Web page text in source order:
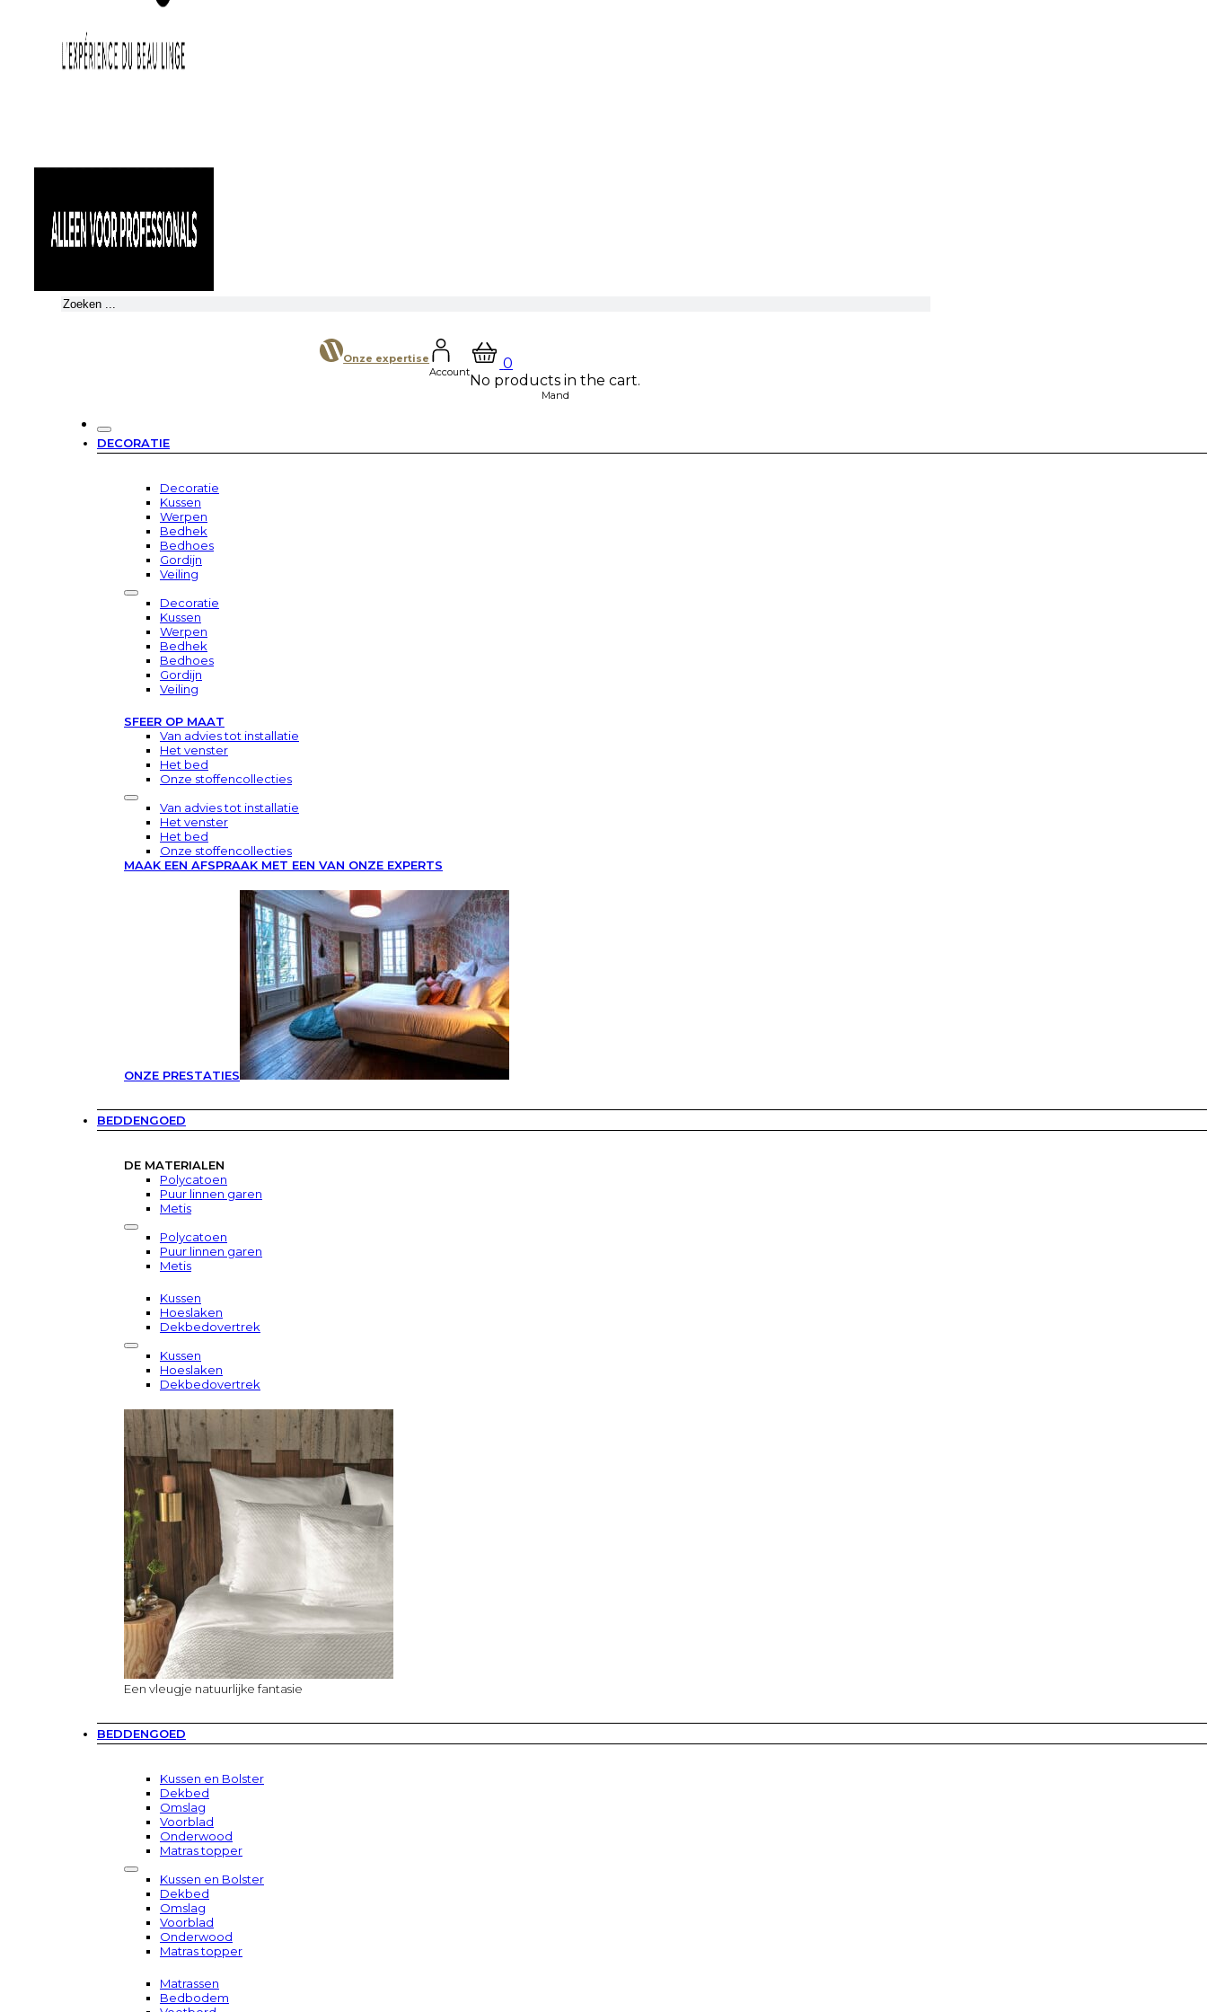
Zoeken
Onze expertise
Account
0
No products in the cart.
Mand
DECORATIE
Decoratie
Kussen
Werpen
Bedhek
Bedhoes
Gordijn
Veiling
Decoratie
Kussen
Werpen
Bedhek
Bedhoes
Gordijn
Veiling
SFEER OP MAAT
Van advies tot installatie
Het venster
Het bed
Onze stoffencollecties
Van advies tot installatie
Het venster
Het bed
Onze stoffencollecties
MAAK EEN AFSPRAAK MET EEN VAN ONZE EXPERTS
ONZE PRESTATIES
BEDDENGOED
DE MATERIALEN
Polycatoen
Puur linnen garen
Metis
Polycatoen
Puur linnen garen
Metis
Kussen
Hoeslaken
Dekbedovertrek
Kussen
Hoeslaken
Dekbedovertrek
Een vleugje natuurlijke fantasie
BEDDENGOED
Kussen en Bolster
Dekbed
Omslag
Voorblad
Onderwood
Matras topper
Kussen en Bolster
Dekbed
Omslag
Voorblad
Onderwood
Matras topper
Matrassen
Bedbodem